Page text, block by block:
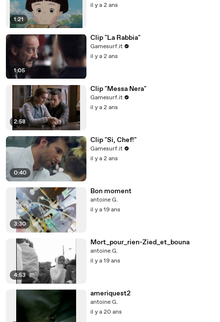
1:21
il y a 2 ans
1:05
Clip "La Rabbia"
Gamesurf.it
il y a 2 ans
2:58
Clip "Messa Nera"
Gamesurf.it
il y a 2 ans
0:40
Clip "Si, Chef!"
Gamesurf.it
il y a 2 ans
3:30
Bon moment
antoine G.
il y a 19 ans
4:53
Mort_pour_rien-Zied_et_bouna
antoine G.
il y a 19 ans
ameriquest2
antoine G.
il y a 20 ans